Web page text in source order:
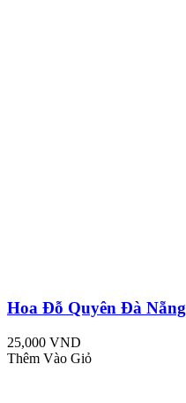
Hoa Đỗ Quyên Đà Nẵng
25,000 VND
Thêm Vào Giỏ